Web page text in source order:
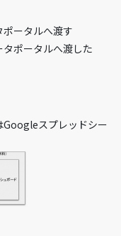
ータルへ渡す
ポータルへ渡した
スプレッドシー